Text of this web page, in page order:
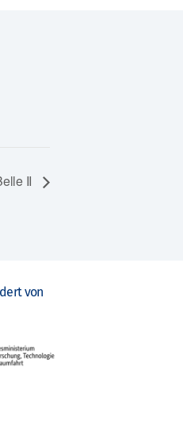
II
von